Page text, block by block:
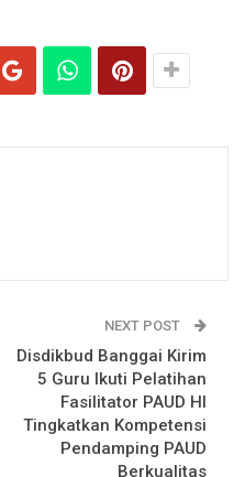
NEXT POST
Disdikbud Banggai Kirim
5 Guru Ikuti Pelatihan
Fasilitator PAUD HI
Tingkatkan Kompetensi
Pendamping PAUD
Berkualitas